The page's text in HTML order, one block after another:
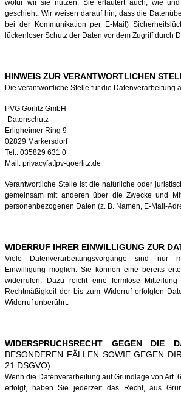
wofür wir sie nutzen. Sie erläutert auch, wie
geschieht. Wir weisen darauf hin, dass die
bei der Kommunikation per E-Mail)
lückenloser Schutz der Daten vor dem Zugriff durch
HINWEIS ZUR VERANTWORTLICHEN
Die verantwortliche Stelle für die Datenverarbeitung
PVG Görlitz GmbH
-Datenschutz-
Erligheimer Ring 9
02829 Markersdorf
Tel.: 035829 631 0
Mail: privacy[at]pv-goerlitz.de
Verantwortliche Stelle ist die natürliche oder
gemeinsam mit anderen über die Zwecke und
personenbezogenen Daten (z. B. Namen, E-Mail-
WIDERRUF IHRER EINWILLIGUNG ZUR
Viele Datenverarbeitungsvorgänge sind nur
Einwilligung möglich. Sie können eine bereits
widerrufen. Dazu reicht eine formlose
Rechtmäßigkeit der bis zum Widerruf erfolgten
Widerruf unberührt.
WIDERSPRUCHSRECHT GEGEN DIE
BESONDEREN FÄLLEN SOWIE GEGEN
21 DSGVO)
Wenn die Datenverarbeitung auf Grundlage von Art.
erfolgt, haben Sie jederzeit das Recht, aus